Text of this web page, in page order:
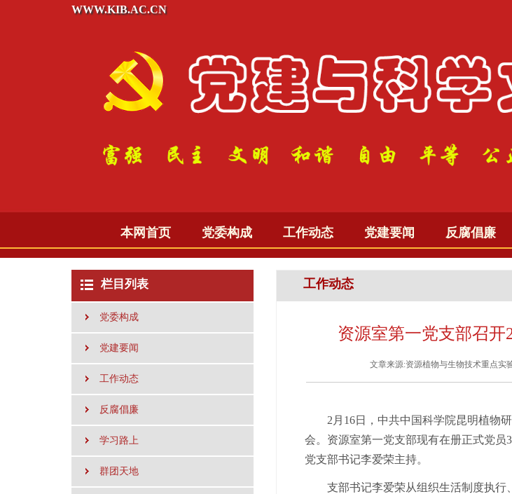
WWW.KIB.AC.CN
本网首页 党委构成 工作动态 党建要闻 反腐倡廉
栏目列表
党委构成
党建要闻
工作动态
反腐倡廉
学习路上
群团天地
工作动态
资源室第一党支部召开
文章来源:资源植物与生物技术重点实
2月16日，中共中国科学院昆明植物
会。资源室第一党支部现有在册正式党
党支部书记李爱荣主持。
支部书记李爱荣从组织生活制度执行